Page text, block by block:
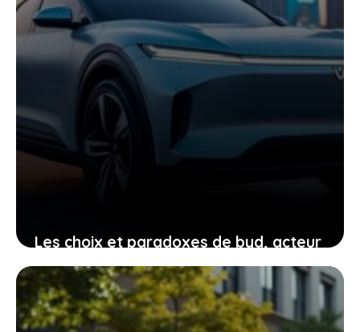
Les choix et paradoxes de byd, acteur
électrique incontournable qui vous
interpelle
19 mai 2026